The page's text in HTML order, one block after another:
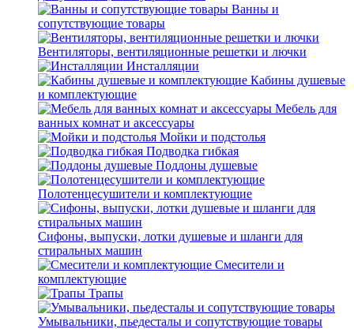
Ванны и
сопутствующие товары
Вентиляторы, вентиляционные решетки и лючки
Инсталляции
Кабины душевые
и комплектующие
Мебель для
ванных комнат и аксессуары
Мойки и подстолья
Подводка гибкая
Поддоны душевые
Полотенцесушители и комплектующие
Сифоны, выпуски, лотки душевые и шланги для
стиральных машин
Смесители и
комплектующие
Трапы
Умывальники, пьедесталы и сопутствующие товары